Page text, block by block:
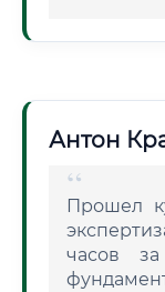
Антон
Прошел
часов